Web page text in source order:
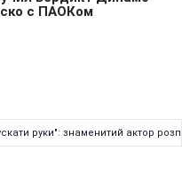
руки": знаменитий актор